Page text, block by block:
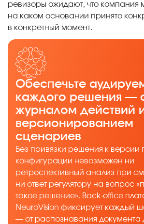
ревизоры ожидают, что компания
на каком основании принято
в конкретный момент.
Обеспечьте
каждого решения —
журналом действий
версионированием
сценариев
Без привязки решения к версии
конфигурации невозможен ни
ретроспективный анализ при
ни ответ регулятору на вопрос
такое решение». Back-office
NeuroVision фиксирует каждый
— от распознавания документа